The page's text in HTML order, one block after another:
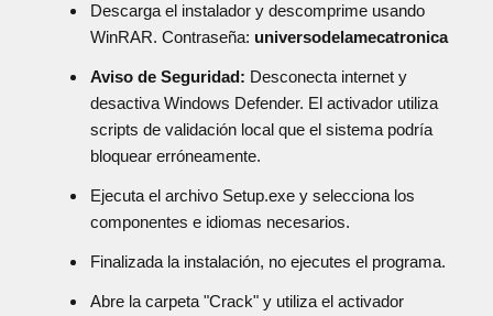
Descarga el instalador y descomprime usando
WinRAR. Contraseña: universodelamecatronica
Aviso de Seguridad: Desconecta internet y
desactiva Windows Defender. El activador utiliza
scripts de validación local que el sistema podría
bloquear erróneamente.
Ejecuta el archivo Setup.exe y selecciona los
componentes e idiomas necesarios.
Finalizada la instalación, no ejecutes el programa.
Abre la carpeta "Crack" y utiliza el activador